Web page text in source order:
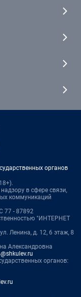
органов
в сфере связи,
коммуникаций
77 - 87892
"ИНТЕРНЕТ
Ленина, д. 12, 6 этаж, 8
Александровна
органов: